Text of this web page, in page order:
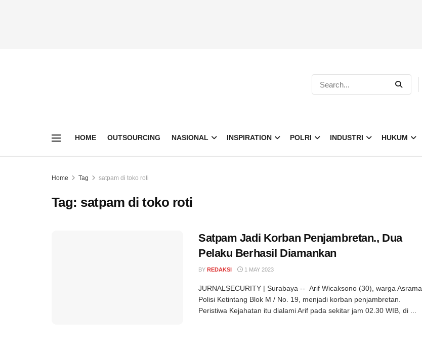
HOME OUTSOURCING NASIONAL INSPIRATION POLRI INDUSTRI HUKUM
Home Tag satpam di toko roti
Tag: satpam di toko roti
Satpam Jadi Korban Penjambretan., Dua
Pelaku Berhasil Diamankan
BY REDAKSI 1 MAY 2023
JURNALSECURITY | Surabaya -- Arif Wicaksono (30), warga Asrama
Polisi Ketintang Blok M / No. 19, menjadi korban penjambretan.
Peristiwa Kejahatan itu dialami Arif pada sekitar jam 02.30 WIB, di ...